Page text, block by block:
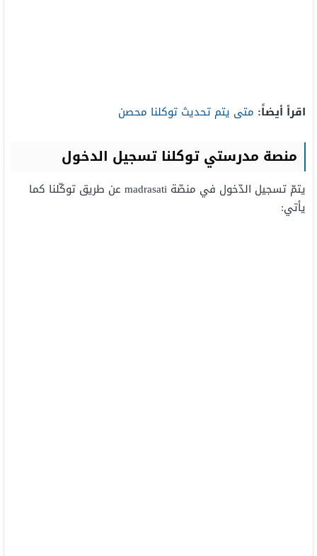
اقرأ أيضاً: متى يتم تحديث توكلنا محصن
منصة مدرستي توكلنا تسجيل الدخول
يتمّ تسجيل الدّخول في منصّة madrasati عن طريق توكّلنا كما
يأتي: